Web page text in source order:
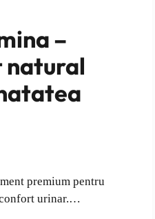
–
natural
premium pentru
urinar.…